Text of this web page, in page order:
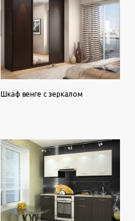
Шкаф венге с зеркалом